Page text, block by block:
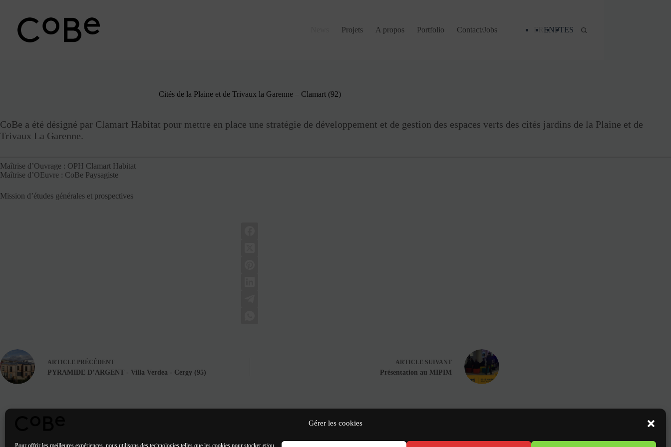
Gérer les cookies
Pour offrir les meilleures expériences, nous utilisons des technologies telles que les cookies pour stocker et/ou
contenu
Projets A propos Portfolio Contact/Jobs FR ENPTES
Cités de la Plaine et de Trivaux la Garenne – Clamart (92)
CoBe a été désigné par Clamart Habitat pour mettre en place une stratégie de développement et de gestion des espaces verts des cités jardins de la Plaine et de
Trivaux La Garenne.
Maîtrise d’Ouvrage : OPH Clamart Habitat
Maîtrise d’OEuvre : CoBe Paysagiste
Mission d’études générales et prospectives
ARTICLE PRÉCÉDENT
PYRAMIDE D’ARGENT - Villa Verdea - Cergy (95)
ARTICLE SUIVANT
Présentation au MIPIM